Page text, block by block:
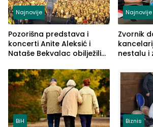
Najnovije
Pozorišna predstava i
koncerti Anite Aleksić i
Nataše Bekvalac obilježili
ljeta (FOTO)
Najnovije
Zvornik
nestalu i
BiH Biznis